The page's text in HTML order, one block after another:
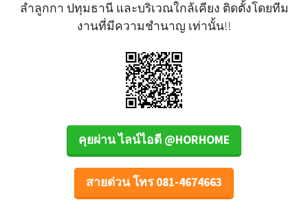
ลำลูกกา ปทุมธานี และบริเวณใกล้เคียง ติดตั้งโดยทีม
งานที่มีความชำนาญ เท่านั้น!!
คุยผ่าน ไลน์ไอดี @HORHOME
สายด่วน โทร 081-4674663